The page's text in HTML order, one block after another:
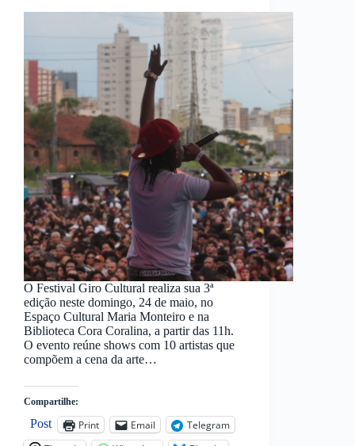
O Festival Giro Cultural realiza sua 3ª
edição neste domingo, 24 de maio, no
Espaço Cultural Maria Monteiro e na
Biblioteca Cora Coralina, a partir das 11h.
O evento reúne shows com 10 artistas que
compõem a cena da arte…
Compartilhe:
Post Print Email
Telegram